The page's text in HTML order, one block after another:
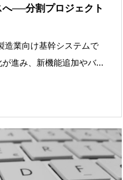
──分割プロジェクト
造業向け基幹システムで
進み、新機能追加やバ...